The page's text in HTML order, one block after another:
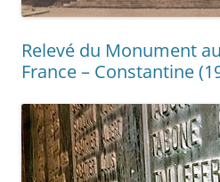
Relevé du Monument
France – Constantine